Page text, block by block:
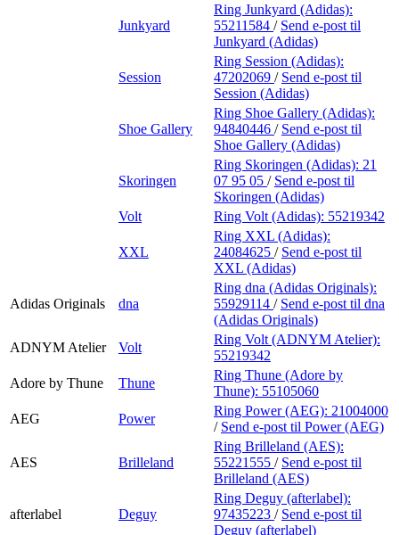
Junkyard
Ring Junkyard (Adidas):
55211584 / Send e-post til
Junkyard (Adidas)
Session
Ring Session (Adidas):
47202069 / Send e-post til
Session (Adidas)
Shoe Gallery
Ring Shoe Gallery (Adidas):
94840446 / Send e-post til
Shoe Gallery (Adidas)
Skoringen
Ring Skoringen (Adidas): 21
07 95 05 / Send e-post til
Skoringen (Adidas)
Volt
Ring Volt (Adidas): 55219342
XXL
Ring XXL (Adidas):
24084625 / Send e-post til
XXL (Adidas)
Adidas Originals dna
Ring dna (Adidas Originals):
55929114 / Send e-post til dna
(Adidas Originals)
ADNYM Atelier
Volt
Ring Volt (ADNYM Atelier):
55219342
Adore by Thune
Thune
Ring Thune (Adore by
Thune): 55105060
AEG
Power
Ring Power (AEG): 21004000
/ Send e-post til Power (AEG)
AES Brilleland
Ring Brilleland (AES):
55221555 / Send e-post til
Brilleland (AES)
afterlabel Deguy
Ring Deguy (afterlabel):
97435223 / Send e-post til
Deguy (afterlabel)